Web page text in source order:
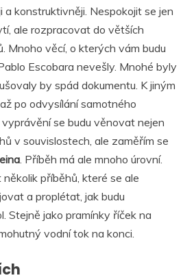
a konstruktivněji. Nespokojit se jen
ale rozpracovat do větších
Mnoho věcí, o kterých vám budu
Escobara nevešly. Mnohé byly
by spád dokumentu. K jiným
po odvysílání samotného
se budu věnovat nejen
v souvislostech, ale zaměřím se
. Příběh má ale mnoho úrovní.
příběhů, které se ale
a proplétat, jak budu
Stejně jako pramínky říček na
vodní tok na konci.